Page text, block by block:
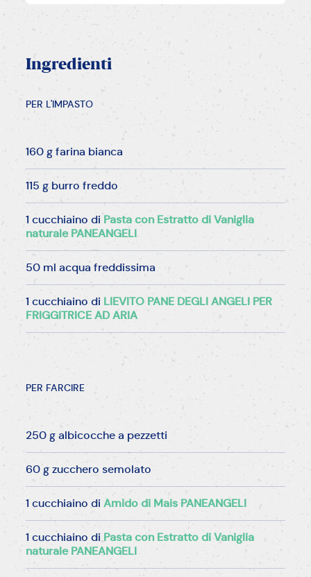
Ingredienti
PER L'IMPASTO
160 g farina bianca
115 g burro freddo
1 cucchiaino di Pasta con Estratto di Vaniglia
naturale PANEANGELI
50 ml acqua freddissima
1 cucchiaino di LIEVITO PANE DEGLI ANGELI PER
FRIGGITRICE AD ARIA
PER FARCIRE
250 g albicocche a pezzetti
60 g zucchero semolato
1 cucchiaino diAmido di Mais PANEANGELI
1 cucchiaino di Pasta con Estratto di Vaniglia
naturale PANEANGELI